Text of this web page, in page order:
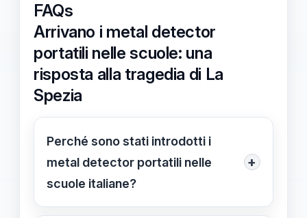
FAQs
Arrivano i metal detector
portatili nelle scuole: una
risposta alla tragedia di La
Spezia
Perché sono stati introdotti i
metal detector portatili nelle
scuole italiane?
+
Dopo il tragico episodio di La Spezia